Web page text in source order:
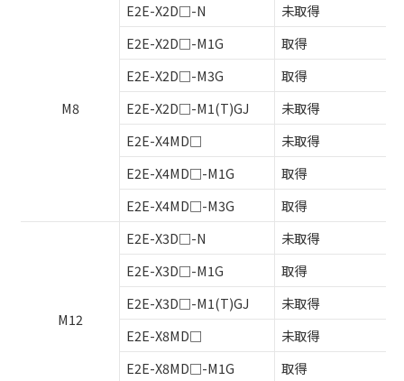
M8
E2E-X2D□-N
未取得
E2E-X2D□-M1G
取得
E2E-X2D□-M3G
取得
E2E-X2D□-M1(T)GJ
未取得
E2E-X4MD□
未取得
E2E-X4MD□-M1G
取得
E2E-X4MD□-M3G
取得
M12
E2E-X3D□-N
未取得
E2E-X3D□-M1G
取得
E2E-X3D□-M1(T)GJ
未取得
E2E-X8MD□
未取得
E2E-X8MD□-M1G
取得